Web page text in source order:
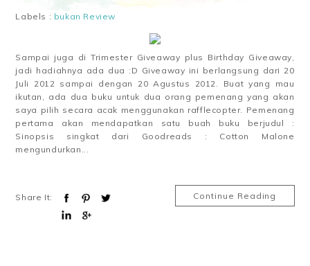
Labels : bukan Review
Sampai juga di Trimester Giveaway plus Birthday Giveaway,
jadi hadiahnya ada dua :D Giveaway ini berlangsung dari 20
Juli 2012 sampai dengan 20 Agustus 2012. Buat yang mau
ikutan, ada dua buku untuk dua orang pemenang yang akan
saya pilih secara acak menggunakan rafflecopter. Pemenang
pertama akan mendapatkan satu buah buku berjudul :
Sinopsis singkat dari Goodreads : Cotton Malone
mengundurkan...
Share It: Continue Reading